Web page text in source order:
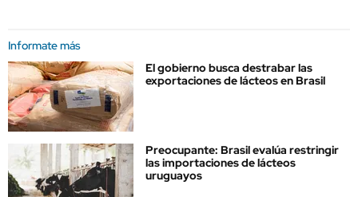
Informate más
El gobierno busca destrabar las
exportaciones de lácteos en Brasil
Preocupante: Brasil evalúa restringir
las importaciones de lácteos
uruguayos